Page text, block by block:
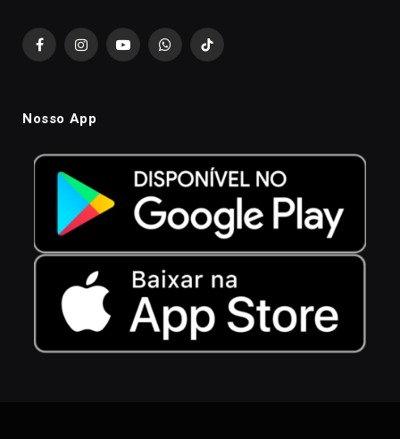
FacebookInstagramYouTubeWhatsAppTikTok
Nosso App